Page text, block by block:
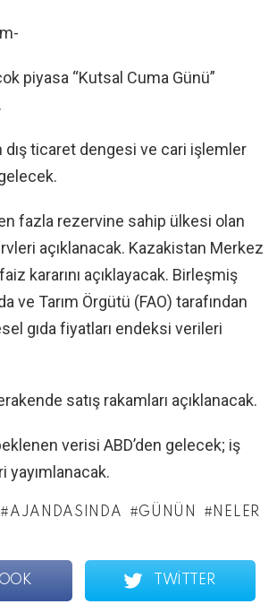
piyasa “Kutsal Cuma Günü”
dış ticaret dengesi ve cari işlemler
fazla rezervine sahip ülkesi olan
açıklanacak. Kazakistan Merkez
kararını açıklayacak. Birleşmiş
ve Tarım Örgütü (FAO) tarafından
gıda fiyatları endeksi verileri
satış rakamları açıklanacak.
verisi ABD’den gelecek; iş
AJANDASINDA GÜNÜN
NELER
TWITTER